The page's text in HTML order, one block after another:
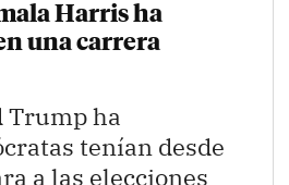
Harris ha
una carrera
Trump ha
tenían desde
a las elecciones